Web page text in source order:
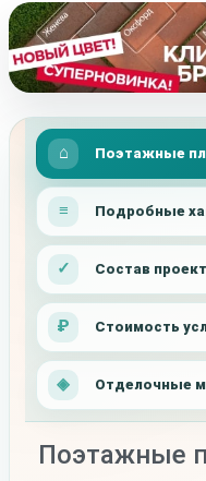
Поэтажные
Подробные
Состав
Стоимость
Отделочные
Поэтажные